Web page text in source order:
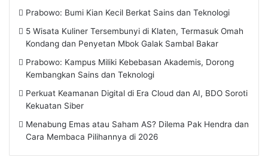
Prabowo: Bumi Kian Kecil Berkat Sains dan Teknologi
5 Wisata Kuliner Tersembunyi di Klaten, Termasuk Omah
Kondang dan Penyetan Mbok Galak Sambal Bakar
Prabowo: Kampus Miliki Kebebasan Akademis, Dorong
Kembangkan Sains dan Teknologi
Perkuat Keamanan Digital di Era Cloud dan AI, BDO Soroti
Kekuatan Siber
Menabung Emas atau Saham AS? Dilema Pak Hendra dan
Cara Membaca Pilihannya di 2026